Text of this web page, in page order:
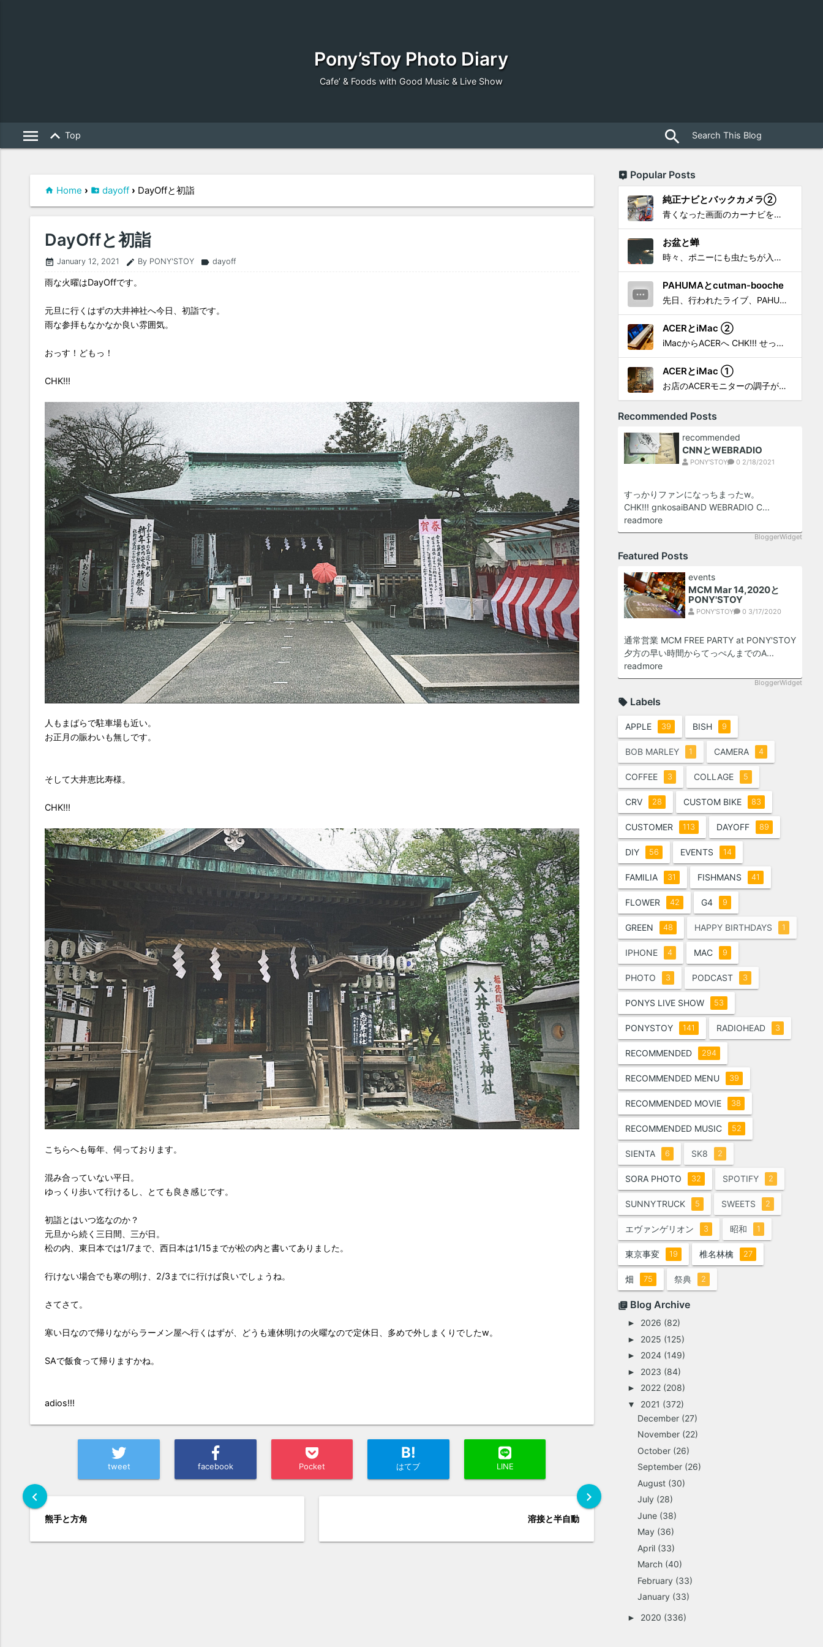
Pony’sToy Photo Diary
Cafe’ & Foods with Good Music & Live Show
menu keyboard_arrow_up Top search
Home › dayoff › DayOffと初詣
DayOffと初詣
event_note January 12, 2021 edit By PONY'STOY label dayoff
雨な火曜はDayOffです。
元旦に行くはずの大井神社へ今日、初詣です。
雨な参拝もなかなか良い雰囲気。
おっす！どもっ！
CHK!!!
人もまばらで駐車場も近い。
お正月の賑わいも無しです。
そして大井恵比寿様。
CHK!!!
こちらへも毎年、伺っております。
混み合っていない平日。
ゆっくり歩いて行けるし、とても良き感じです。
初詣とはいつ迄なのか？
元旦から続く三日間、三が日。
松の内、東日本では1/7まで、西日本は1/15までが松の内と書いてありました。
行けない場合でも寒の明け、2/3までに行けば良いでしょうね。
さてさて。
寒い日なので帰りながらラーメン屋へ行くはずが、どうも連休明けの火曜なので定休日、多めで外しまくりでしたw。
SAで飯食って帰りますかね。
adios!!!
tweet facebook Pocket
B!
はてブ LINE
chevron_left
熊手と方角
chevron_right
溶接と半自動
Popular Posts
純正ナビとバックカメラ②
青くなった画面のカーナビをポン付で簡単に交換、出来ると思っていたら意外と闇多め!!!なDAY①から続く今回は、DAY②。 テスターで調べてみたのだが、結果的にバックカメラからナビ裏まで来てる、配線を見つけることが出来なかった前回。気付けば闇w。 さてさて、この頃のDVDナビ的なT...
お盆と蝉
時々、ポニーにも虫たちが入ってきます。 特にお盆の頃はどの虫かと気になり探してしまう。 今まではキリギリスやすいっちょん、今思えば今年は蝉だったのかな。
PAHUMAとcutman-booche
先日、行われたライブ、PAHUMA a.k.a 金 佑龍 at PONY'STOYから〜 cutman-booche時代の楽曲「立ち上がれ」を映像化させてもらいました。 茅ヶ崎の名店 FROGGIES〜さんで ウリョンはマンススリー・ライブを行っています！ そのライブでウ...
ACERとiMac ②
iMacからACERへ CHK!!! せっかく設置したんだけど〜 画面が真っ暗じゃしょうがないわな。 元のACERモニターを再度、設置🔥 画面のチラツキ、乱れなど不具合、多めですが 見れないより良い。 iMacへ繋いだ時、疑問があった。 せっかくの解像度を生かしてないこと。 2...
ACERとiMac ①
お店のACERモニターの調子がイマイチなので魔改造したiMacと入れ替え 外は豪雨、何処へも行かない火曜。 コツコツ作業スタートです!!! CHK!!! 何年かぶりにモニターを降ろした。 配線がぐちゃぐちゃ😂 要らないケーブルなど、使っていない部材などなど片付けて、拭き掃除w。...
Recommended Posts
recommended
CNNとWEBRADIO
PONY'STOY 0 2/18/2021
すっかりファンになっちまったw。
CHK!!! gnkosaiBAND WEBRADIO C...
readmore
BloggerWidget
Featured Posts
events
MCM Mar 14,2020と
PONY'STOY
PONY'STOY 0 3/17/2020
通常営業 MCM FREE PARTY at PONY'STOY
夕方の早い時間からてっぺんまでのA...
readmore
BloggerWidget
Labels
APPLE 39 BISH 9
BOB MARLEY 1 CAMERA 4
COFFEE 3 COLLAGE 5
CRV 28 CUSTOM BIKE 83
CUSTOMER 113 DAYOFF 89
DIY 56 EVENTS 14
FAMILIA 31 FISHMANS 41
FLOWER 42 G4 9
GREEN 48 HAPPY BIRTHDAYS 1
IPHONE 4 MAC 9
PHOTO 3 PODCAST 3
PONYS LIVE SHOW 53
PONYSTOY 141 RADIOHEAD 3
RECOMMENDED 294
RECOMMENDED MENU 39
RECOMMENDED MOVIE 38
RECOMMENDED MUSIC 52
SIENTA 6 SK8 2
SORA PHOTO 32 SPOTIFY 2
SUNNYTRUCK 5 SWEETS 2
エヴァンゲリオン 3 昭和 1
東京事変 19 椎名林檎 27
畑 75 祭典 2
Blog Archive
► 2026 (82)
► 2025 (125)
► 2024 (149)
► 2023 (84)
► 2022 (208)
▼ 2021 (372)
December (27)
November (22)
October (26)
September (26)
August (30)
July (28)
June (38)
May (36)
April (33)
March (40)
February (33)
January (33)
► 2020 (336)